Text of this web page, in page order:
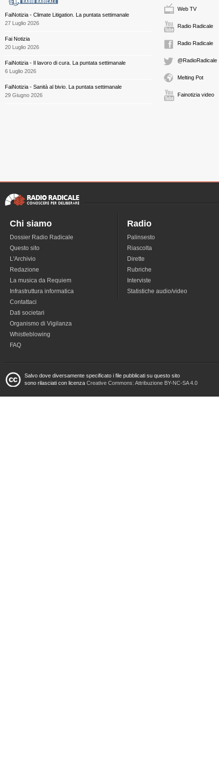
FaiNotizia - Climate Litigation. La puntata settimanale
27 Luglio 2026
Fai Notizia
20 Luglio 2026
FaiNotizia - Il lavoro di cura. La puntata settimanale
6 Luglio 2026
FaiNotizia - Sanità al bivio. La puntata settimanale
29 Giugno 2026
Web TV
Radio Radicale
Radio Radicale
@RadioRadicale
Melting Pot
Fainotizia video
Chi siamo
Dossier Radio Radicale
Questo sito
L'Archivio
Redazione
La musica da Requiem
Infrastruttura informatica
Contattaci
Dati societari
Organismo di Vigilanza
Whistleblowing
FAQ
Radio
Palinsesto
Riascolta
Dirette
Rubriche
Interviste
Statistiche audio/video
Salvo dove diversamente specificato i file pubblicati su questo sito
sono rilasciati con licenza Creative Commons: Attribuzione BY-NC-SA 4.0